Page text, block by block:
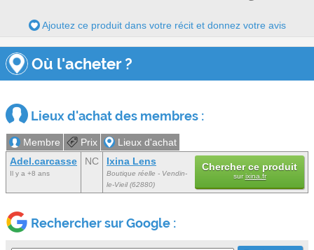
Ajoutez ce produit dans votre récit et donnez votre avis
Où l'acheter ?
Lieux d'achat des membres :
Membre Prix
Lieux d'achat
Adel.carcasse
Il y a +8 ans
NC Ixina Lens
Boutique réelle - Vendin-
le-Vieil (62880)
Chercher ce produit
surixina.fr
Rechercher sur Google :